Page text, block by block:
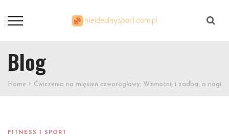
Blog
Home Ćwiczenia na mięsień czworogłowy: Wzmocnij i zadbaj o nogi
FITNESS I SPORT